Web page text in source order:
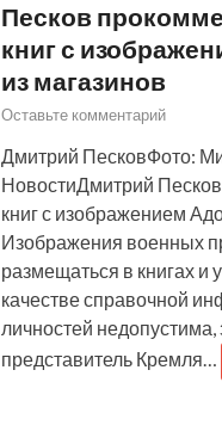
Песков
книг с
из магазинов
Оставьте комментарий
Дмитрий ПесковФото:
НовостиДмитрий
книг с изображением
Изображения военных
размещаться в книгах и
качестве справочной
личностей
представитель Кремля…